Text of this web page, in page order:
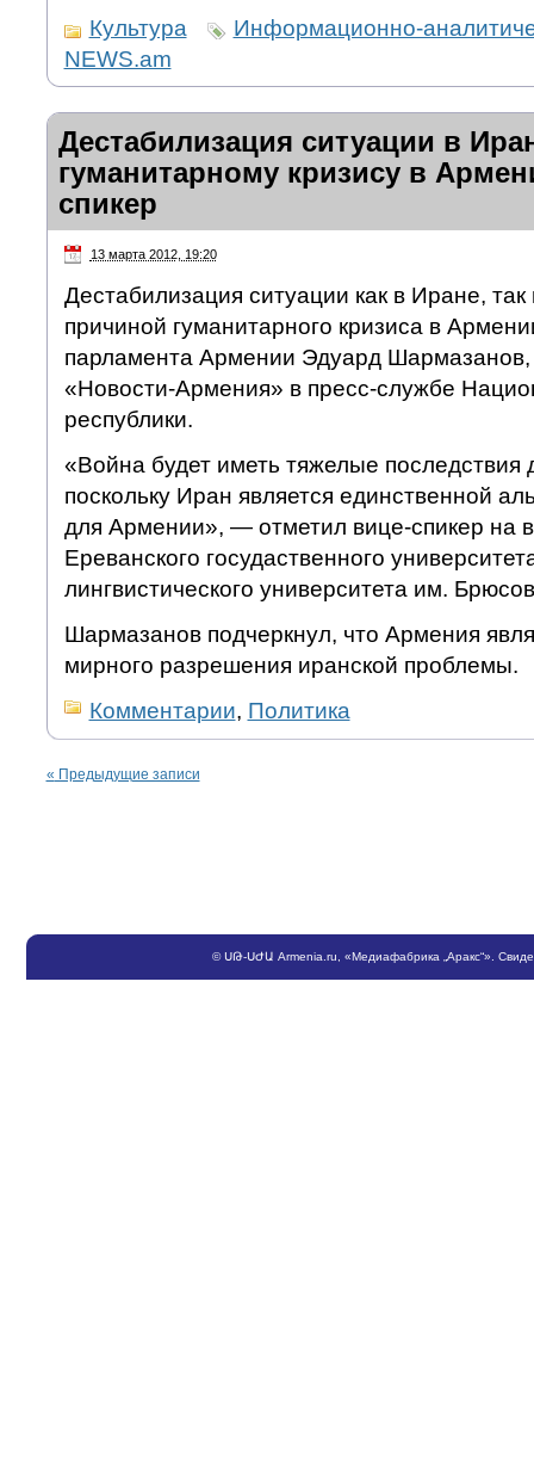
Культура
Информационно-
NEWS.am
Дестабилизация ситуации в
гуманитарному кризису в
спикер
13 марта 2012, 19:20
Дестабилизация ситуации как в Иране,
причиной гуманитарного кризиса в
парламента Армении Эдуард Шармазанов,
«Новости-Армения» в пресс-службе
республики.
«Война будет иметь тяжелые
поскольку Иран является единственной
для Армении», — отметил вице-спикер на
Ереванского госудаственного
лингвистического университета им.
Шармазанов подчеркнул, что Армения
мирного разрешения иранской проблемы.
Комментарии, Политика
« Предыдущие записи
©ՍԹ-ՍԺԱ Armenia.ru , «Медиафабрика „Аракс“».